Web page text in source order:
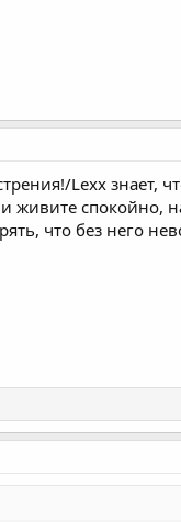
Lexx знает,
живите спокойно,
что без него